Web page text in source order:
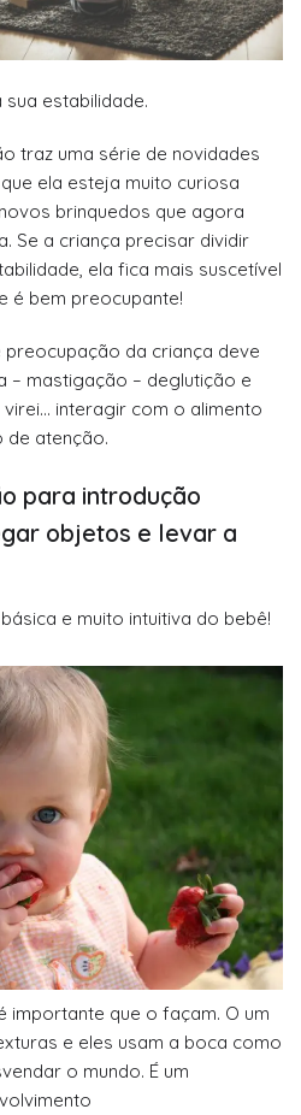
estabilidade.
traz uma série de novidades
ela esteja muito curiosa
brinquedos que agora
Se a criança precisar dividir
ela fica mais suscetível
é bem preocupante!
da criança deve
– mastigação – deglutição e
interagir com o alimento
de atenção.
para introdução
objetos e levar a
e muito intuitiva do bebê!
importante que o façam. O um
e eles usam a boca como
o mundo. É um